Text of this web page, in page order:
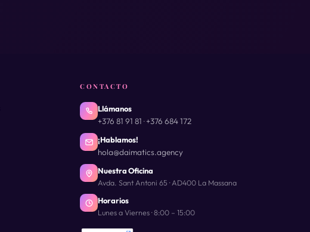
CONTACTO
Llámanos
+376 81 91 81 ·+376 684 172
¡Hablamos!
hola@daimatics.agency
Nuestra Oficina
Avda. Sant Antoni 65 · AD400 La Massana
Horarios
Lunes a Viernes · 8:00 – 15:00